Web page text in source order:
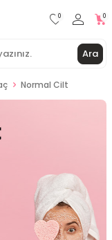
Ara
0 0
Normal Cilt